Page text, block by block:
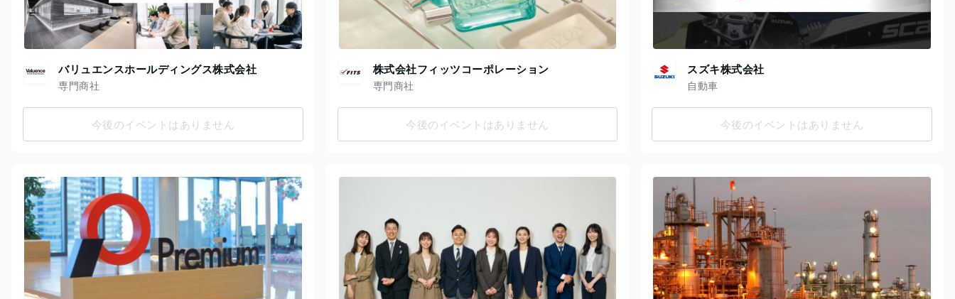
バリュエンスホールディングス株式会社
専門商社
今後のイベントはありません
株式会社フィッツコーポレーション
専門商社
今後のイベントはありません
スズキ株式会社
自動車
今後のイベントはありません